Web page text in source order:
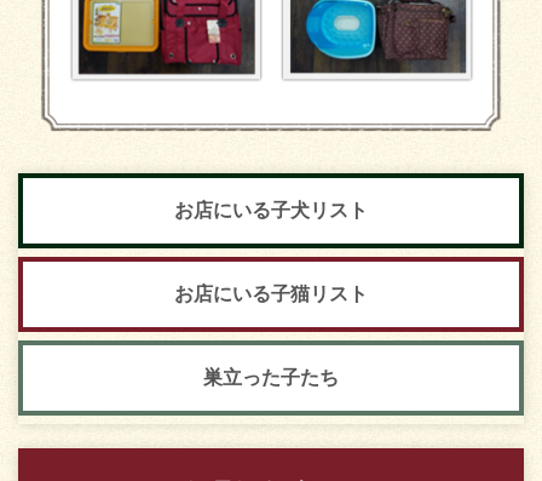
お店にいる子犬リスト
お店にいる子猫リスト
巣立った子たち